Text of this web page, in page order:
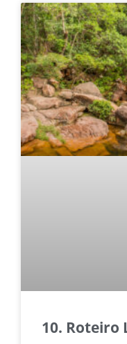
10. Roteiro